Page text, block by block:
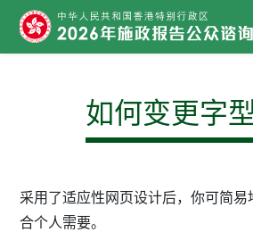
如何变更字
采用了适应性网页设计后，你可简
合个人需要。